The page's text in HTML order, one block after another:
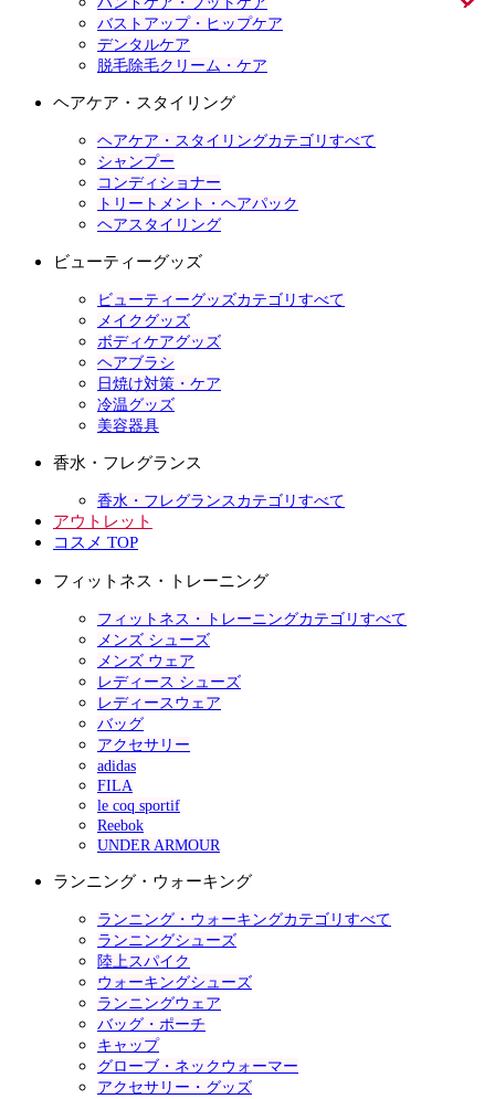
バストアップ・ヒップケア
デンタルケア
脱毛除毛クリーム・ケア
ヘアケア・スタイリング
ヘアケア・スタイリングカテゴリすべて
シャンプー
コンディショナー
トリートメント・ヘアパック
ヘアスタイリング
ビューティーグッズ
ビューティーグッズカテゴリすべて
メイクグッズ
ボディケアグッズ
ヘアブラシ
日焼け対策・ケア
冷温グッズ
美容器具
香水・フレグランス
香水・フレグランスカテゴリすべて
アウトレット
コスメ TOP
フィットネス・トレーニング
フィットネス・トレーニングカテゴリすべて
メンズ シューズ
メンズ ウェア
レディース シューズ
レディースウェア
バッグ
アクセサリー
adidas
FILA
le coq sportif
Reebok
UNDER ARMOUR
ランニング・ウォーキング
ランニング・ウォーキングカテゴリすべて
ランニングシューズ
陸上スパイク
ウォーキングシューズ
ランニングウェア
バッグ・ポーチ
キャップ
グローブ・ネックウォーマー
アクセサリー・グッズ